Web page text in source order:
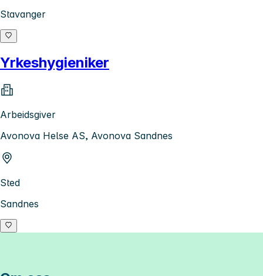
Stavanger
Yrkeshygieniker
Arbeidsgiver
Avonova Helse AS, Avonova Sandnes
Sted
Sandnes